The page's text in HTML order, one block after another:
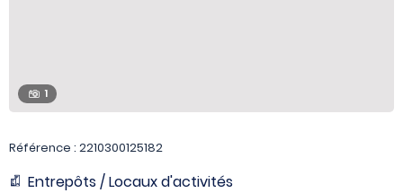
1
Référence : 2210300125182
Entrepôts / Locaux d'activités